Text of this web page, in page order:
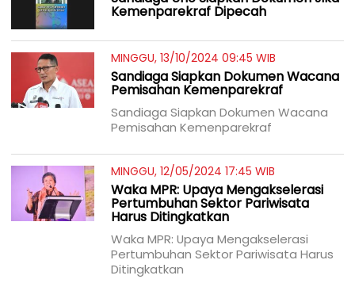
Kemenparekraf Dipecah
MINGGU, 13/10/2024 09:45 WIB
Sandiaga Siapkan Dokumen Wacana
Pemisahan Kemenparekraf
Sandiaga Siapkan Dokumen Wacana
Pemisahan Kemenparekraf
MINGGU, 12/05/2024 17:45 WIB
Waka MPR: Upaya Mengakselerasi
Pertumbuhan Sektor Pariwisata
Harus Ditingkatkan
Waka MPR: Upaya Mengakselerasi
Pertumbuhan Sektor Pariwisata Harus
Ditingkatkan